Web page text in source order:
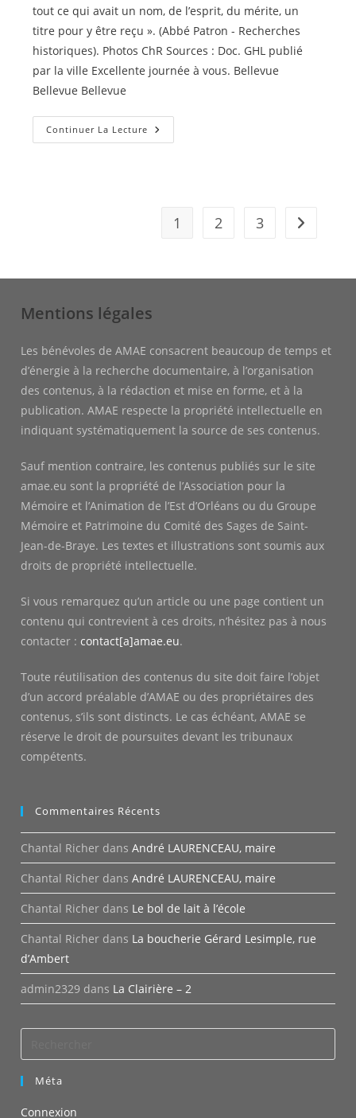
tout ce qui avait un nom, de l’esprit, du mérite, un
titre pour y être reçu ». (Abbé Patron - Recherches
historiques). Photos ChR Sources : Doc. GHL publié
par la ville Excellente journée à vous. Bellevue
Bellevue Bellevue
Continuer La Lecture Bellevue
1 2 3 Aller à la
Mentions légales
Les bénévoles de AMAE consacrent beaucoup de temps et
d’énergie à la recherche documentaire, à l’organisation
des contenus, à la rédaction et mise en forme, et à la
publication. AMAE respecte la propriété intellectuelle en
indiquant systématiquement la source de ses contenus.
Sauf mention contraire, les contenus publiés sur le site
amae.eu sont la propriété de l’Association pour la
Mémoire et l’Animation de l’Est d’Orléans ou du Groupe
Mémoire et Patrimoine du Comité des Sages de Saint-
Jean-de-Braye. Les textes et illustrations sont soumis aux
droits de propriété intellectuelle.
Si vous remarquez qu’un article ou une page contient un
contenu qui contrevient à ces droits, n’hésitez pas à nous
contacter :contact[a]amae.eu.
Toute réutilisation des contenus du site doit faire l’objet
d’un accord préalable d’AMAE ou des propriétaires des
contenus, s’ils sont distincts. Le cas échéant, AMAE se
réserve le droit de poursuites devant les tribunaux
compétents.
Commentaires Récents
Chantal Richer dansAndré LAURENCEAU, maire
Chantal Richer dansAndré LAURENCEAU, maire
Chantal Richer dans Le bol de lait à l’école
Chantal Richer dans La boucherie Gérard Lesimple, rue
d’Ambert
admin2329 dans La Clairière – 2
Méta
Connexion